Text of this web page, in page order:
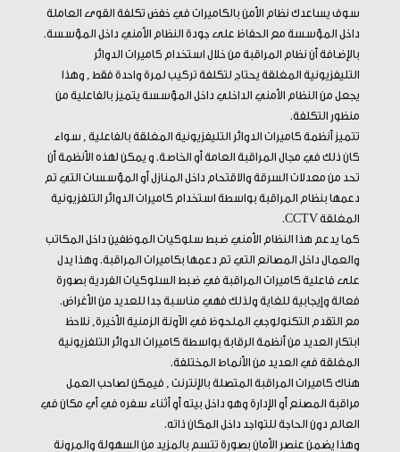
سوف يساعدك نظام الأمن بالكاميرات في خفض تكلفة القوى العاملة
داخل المؤسسة مع الحفاظ على جودة النظام الأمني داخل المؤسسة.
بالإضافة أن نظام المراقبة من خلال استخدام كاميرات الدوائر
التليفزيونية المغلقة يحتاج لتكلفة تركيب لمرة واحدة فقط , وهذا
يجعل من النظام الأمني الداخلي داخل المؤسسة يتميز بالفاعلية من
منظور التكلفة.
تتميز أنظمة كاميرات الدوائر التليفزيونية المغلقة بالفاعلية , سواء
كان ذلك في مجال المراقبة العامة أو الخاصة. و يمكن لهذه الأنظمة أن
تحد من معدلات السرقة والاقتحام داخل المنازل أو المؤسسات التي تم
دعمها بنظام المراقبة بواسطة استخدام كاميرات الدوائر التلفزيونية
المغلقة CCTV.
كما يدعم هذا النظام الأمني ضبط سلوكيات الموظفين داخل المكاتب
والعمال داخل المصانع التي تم دعمها بكاميرات المراقبة. وهذا يدل
على فاعلية كاميرات المراقبة في ضبط السلوكيات الفردية بصورة
فعالة وإيجابية للغاية ولذلك فهي مناسبة جدا للعديد من الأغراض.
مع التقدم التكنولوجي الملحوظ في الآونة الزمنية الأخيرة, نلاحظ
ابتكار العديد من أنظمة الرقابة بواسطة كاميرات الدوائر التلفزيونية
المغلقة في العديد من الأنماط المختلفة.
هناك كاميرات المراقبة المتصلة بالإنترنت , فيمكن لصاحب العمل
مراقبة المصنع أو الإدارة وهو داخل بيته أو أثناء سفره في أي مكان في
العالم دون الحاجة للتواجد داخل المكان ذاته.
وهذا يضمن عنصر الأمان بصورة تتسم بالمزيد من السهولة والمرونة